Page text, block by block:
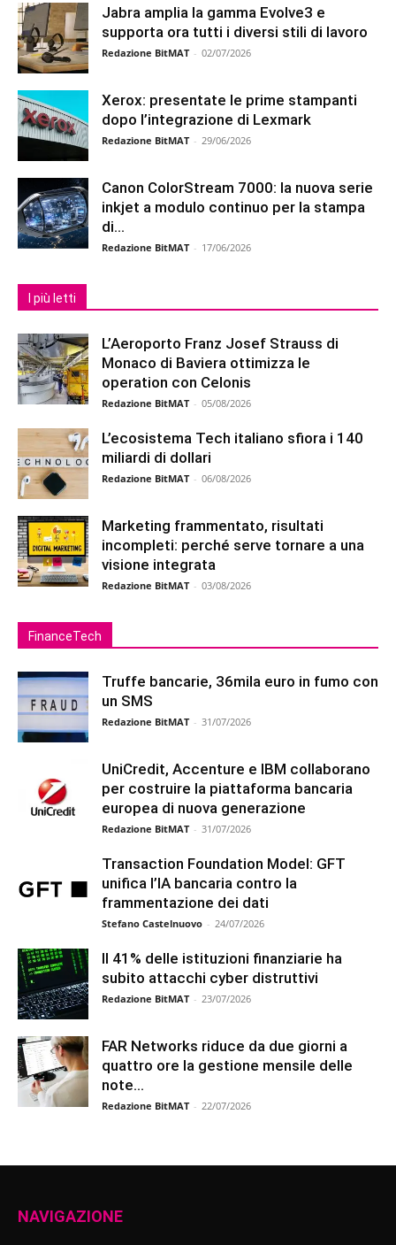
Jabra amplia la gamma Evolve3 e
supporta ora tutti i diversi stili di lavoro
Redazione BitMAT - 02/07/2026
Xerox: presentate le prime stampanti
dopo l’integrazione di Lexmark
Redazione BitMAT - 29/06/2026
Canon ColorStream 7000: la nuova serie
inkjet a modulo continuo per la stampa
di...
Redazione BitMAT - 17/06/2026
I più letti
L’Aeroporto Franz Josef Strauss di
Monaco di Baviera ottimizza le
operation con Celonis
Redazione BitMAT - 05/08/2026
L’ecosistema Tech italiano sfiora i 140
miliardi di dollari
Redazione BitMAT - 06/08/2026
Marketing frammentato, risultati
incompleti: perché serve tornare a una
visione integrata
Redazione BitMAT - 03/08/2026
FinanceTech
Truffe bancarie, 36mila euro in fumo con
un SMS
Redazione BitMAT - 31/07/2026
UniCredit, Accenture e IBM collaborano
per costruire la piattaforma bancaria
europea di nuova generazione
Redazione BitMAT - 31/07/2026
Transaction Foundation Model: GFT
unifica l’IA bancaria contro la
frammentazione dei dati
Stefano Castelnuovo - 24/07/2026
Il 41% delle istituzioni finanziarie ha
subito attacchi cyber distruttivi
Redazione BitMAT - 23/07/2026
FAR Networks riduce da due giorni a
quattro ore la gestione mensile delle
note...
Redazione BitMAT - 22/07/2026
NAVIGAZIONE